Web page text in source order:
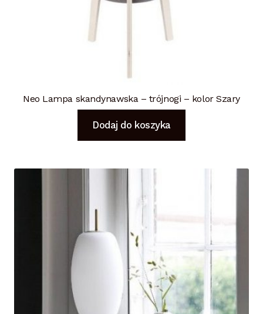
Neo Lampa skandynawska – trójnogi – kolor Szary
Dodaj do koszyka